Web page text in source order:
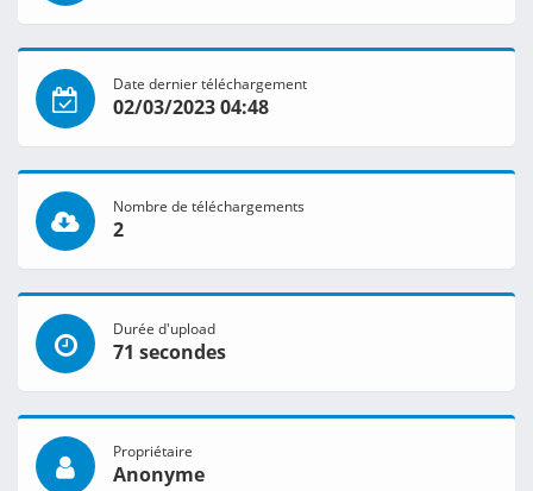
Date dernier téléchargement
02/03/2023 04:48
Nombre de téléchargements
2
Durée d'upload
71 secondes
Propriétaire
Anonyme